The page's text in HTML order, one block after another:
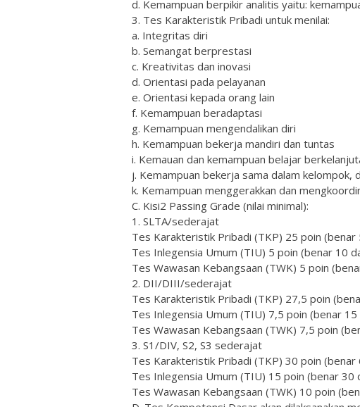
d. Kemampuan berpikir analitis yaitu:
3. Tes Karakteristik Pribadi untuk menilai:
a. Integritas diri
b. Semangat berprestasi
c. Kreativitas dan inovasi
d. Orientasi pada pelayanan
e. Orientasi kepada orang lain
f. Kemampuan beradaptasi
g. Kemampuan mengendalikan diri
h. Kemampuan bekerja mandiri dan tuntas
i. Kemauan dan kemampuan belajar
j. Kemampuan bekerja sama dalam kelompok,
k. Kemampuan menggerakkan dan
C. Kisi2 Passing Grade (nilai minimal):
1. SLTA/sederajat
Tes Karakteristik Pribadi (TKP) 25 poin (benar
Tes Inlegensia Umum (TIU) 5 poin (benar 10
Tes Wawasan Kebangsaan (TWK) 5 poin
2. DII/DIII/sederajat
Tes Karakteristik Pribadi (TKP) 27,5 poin
Tes Inlegensia Umum (TIU) 7,5 poin (benar
Tes Wawasan Kebangsaan (TWK) 7,5 poin
3. S1/DIV, S2, S3 sederajat
Tes Karakteristik Pribadi (TKP) 30 poin (benar
Tes Inlegensia Umum (TIU) 15 poin (benar 30
Tes Wawasan Kebangsaan (TWK) 10 poin